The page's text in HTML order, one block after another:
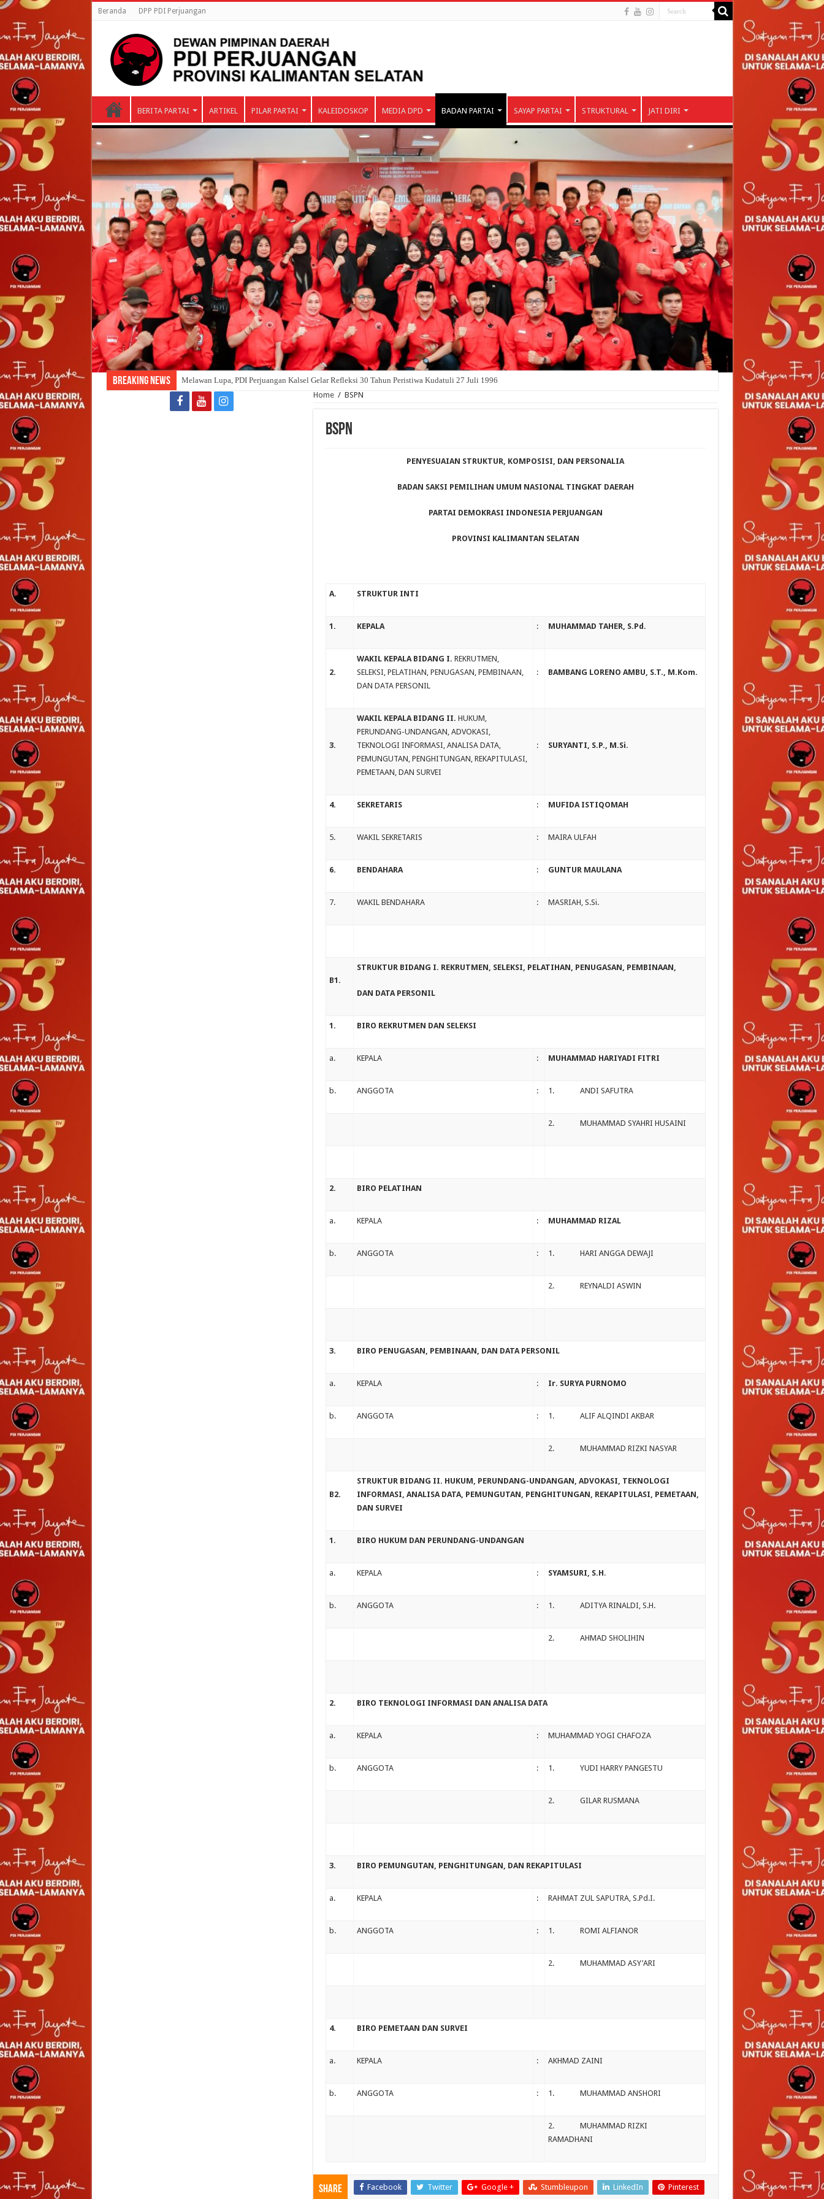
Beranda DPP PDI Perjuangan
BERITA PARTAI ARTIKEL PILAR PARTAI KALEIDOSKOP MEDIA DPD BADAN PARTAI SAYAP PARTAI STRUKTURAL JATI DIRI
Breaking News
Melawan Lupa, PDI Perjuangan Kalsel Gelar Refleksi 30 Tahun Peristiwa Kudatuli 27 Juli 1996
Home / BSPN
BSPN
PENYESUAIAN STRUKTUR, KOMPOSISI, DAN PERSONALIA
BADAN SAKSI PEMILIHAN UMUM NASIONAL TINGKAT DAERAH
PARTAI DEMOKRASI INDONESIA PERJUANGAN
PROVINSI KALIMANTAN SELATAN
A. STRUKTUR INTI
1. KEPALA : MUHAMMAD TAHER, S.Pd.
2.
WAKIL KEPALA BIDANG I. REKRUTMEN,
SELEKSI, PELATIHAN, PENUGASAN, PEMBINAAN,
DAN DATA PERSONIL
: BAMBANG LORENO AMBU, S.T., M.Kom.
3.
WAKIL KEPALA BIDANG II. HUKUM,
PERUNDANG-UNDANGAN, ADVOKASI,
TEKNOLOGI INFORMASI, ANALISA DATA,
PEMUNGUTAN, PENGHITUNGAN, REKAPITULASI,
PEMETAAN, DAN SURVEI
: SURYANTI, S.P., M.Si.
4. SEKRETARIS : MUFIDA ISTIQOMAH
5. WAKIL SEKRETARIS : MAIRA ULFAH
6. BENDAHARA : GUNTUR MAULANA
7. WAKIL BENDAHARA : MASRIAH, S.Si.
B1.
STRUKTUR BIDANG I. REKRUTMEN, SELEKSI, PELATIHAN, PENUGASAN, PEMBINAAN,
DAN DATA PERSONIL
1. BIRO REKRUTMEN DAN SELEKSI
a. KEPALA : MUHAMMAD HARIYADI FITRI
b. ANGGOTA : 1. ANDI SAFUTRA
2. MUHAMMAD SYAHRI HUSAINI
2. BIRO PELATIHAN
a. KEPALA : MUHAMMAD RIZAL
b. ANGGOTA : 1. HARI ANGGA DEWAJI
2. REYNALDI ASWIN
3. BIRO PENUGASAN, PEMBINAAN, DAN DATA PERSONIL
a. KEPALA : Ir. SURYA PURNOMO
b. ANGGOTA : 1. ALIF ALQINDI AKBAR
2. MUHAMMAD RIZKI NASYAR
B2.
STRUKTUR BIDANG II. HUKUM, PERUNDANG-UNDANGAN, ADVOKASI, TEKNOLOGI
INFORMASI, ANALISA DATA, PEMUNGUTAN, PENGHITUNGAN, REKAPITULASI, PEMETAAN,
DAN SURVEI
1. BIRO HUKUM DAN PERUNDANG-UNDANGAN
a. KEPALA : SYAMSURI, S.H.
b. ANGGOTA : 1. ADITYA RINALDI, S.H.
2. AHMAD SHOLIHIN
2. BIRO TEKNOLOGI INFORMASI DAN ANALISA DATA
a. KEPALA : MUHAMMAD YOGI CHAFOZA
b. ANGGOTA : 1. YUDI HARRY PANGESTU
2. GILAR RUSMANA
3. BIRO PEMUNGUTAN, PENGHITUNGAN, DAN REKAPITULASI
a. KEPALA : RAHMAT ZUL SAPUTRA, S.Pd.I.
b. ANGGOTA : 1. ROMI ALFIANOR
2. MUHAMMAD ASY’ARI
4. BIRO PEMETAAN DAN SURVEI
a. KEPALA : AKHMAD ZAINI
b. ANGGOTA : 1. MUHAMMAD ANSHORI
2. MUHAMMAD RIZKI
RAMADHANI
Share Facebook Twitter Google + Stumbleupon LinkedIn Pinterest